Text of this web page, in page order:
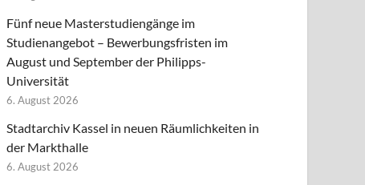
Fünf neue Masterstudiengänge im
Studienangebot – Bewerbungsfristen im
August und September der Philipps-
Universität
6. August 2026
Stadtarchiv Kassel in neuen Räumlichkeiten in
der Markthalle
6. August 2026